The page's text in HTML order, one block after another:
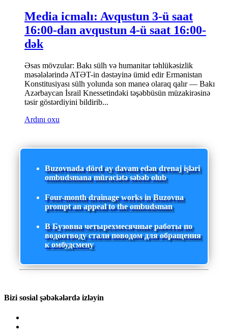
Media icmalı: Avqustun 3-ü saat
16:00-dan avqustun 4-ü saat 16:00-
dək
Əsas mövzular: Bakı sülh və humanitar təhlükəsizlik
məsələlərində ATƏT-in dəstəyinə ümid edir Ermənistan
Konstitusiyası sülh yolunda son maneə olaraq qalır — Bakı
Azərbaycan İsrail Knessetindəki təşəbbüsün müzakirəsinə
təsir göstərdiyini bildirib...
Ardını oxu
Buzovnada dörd ay davam edən drenaj işləri
ombudsmana müraciətə səbəb olub
Four-month drainage works in Buzovna
prompt an appeal to the ombudsman
В Бузовна четырехмесячные работы по
водоотводу стали поводом для обращения
к омбудсмену
Bizi sosial şəbəkələrdə izləyin